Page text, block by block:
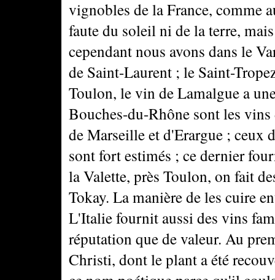
vignobles de la France, comme
faute du soleil ni de la terre,
cependant nous avons dans le
de Saint-Laurent ; le Saint-
Toulon, le vin de Lamalgue a
Bouches-du-Rhône sont les
de Marseille et d'Erargue ; ceux
sont fort estimés ; ce dernier
la Valette, près Toulon, on fait
Tokay. La manière de les cuire
L'Italie fournit aussi des vins
réputation que de valeur. Au
Christi, dont le plant a été